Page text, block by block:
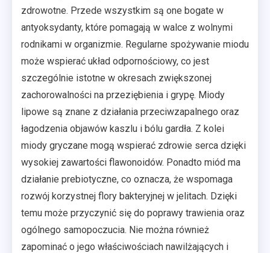
zdrowotne. Przede wszystkim są one bogate w
antyoksydanty, które pomagają w walce z wolnymi
rodnikami w organizmie. Regularne spożywanie miodu
może wspierać układ odpornościowy, co jest
szczególnie istotne w okresach zwiększonej
zachorowalności na przeziębienia i grypę. Miody
lipowe są znane z działania przeciwzapalnego oraz
łagodzenia objawów kaszlu i bólu gardła. Z kolei
miody gryczane mogą wspierać zdrowie serca dzięki
wysokiej zawartości flawonoidów. Ponadto miód ma
działanie prebiotyczne, co oznacza, że wspomaga
rozwój korzystnej flory bakteryjnej w jelitach. Dzięki
temu może przyczynić się do poprawy trawienia oraz
ogólnego samopoczucia. Nie można również
zapominać o jego właściwościach nawilżających i